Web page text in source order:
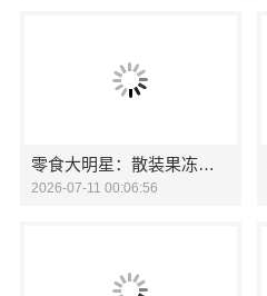
零食大明星：散装果冻成人推荐
2026-07-11 00:06:56